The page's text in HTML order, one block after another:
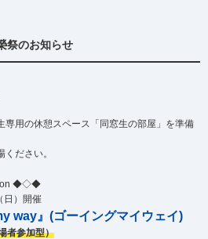
祭のお知らせ
専用の休憩スペース「同窓生の部屋」を準備
ださい。
◆◇◆
日）開催
way』(ゴーイングマイウェイ)
者参加型）